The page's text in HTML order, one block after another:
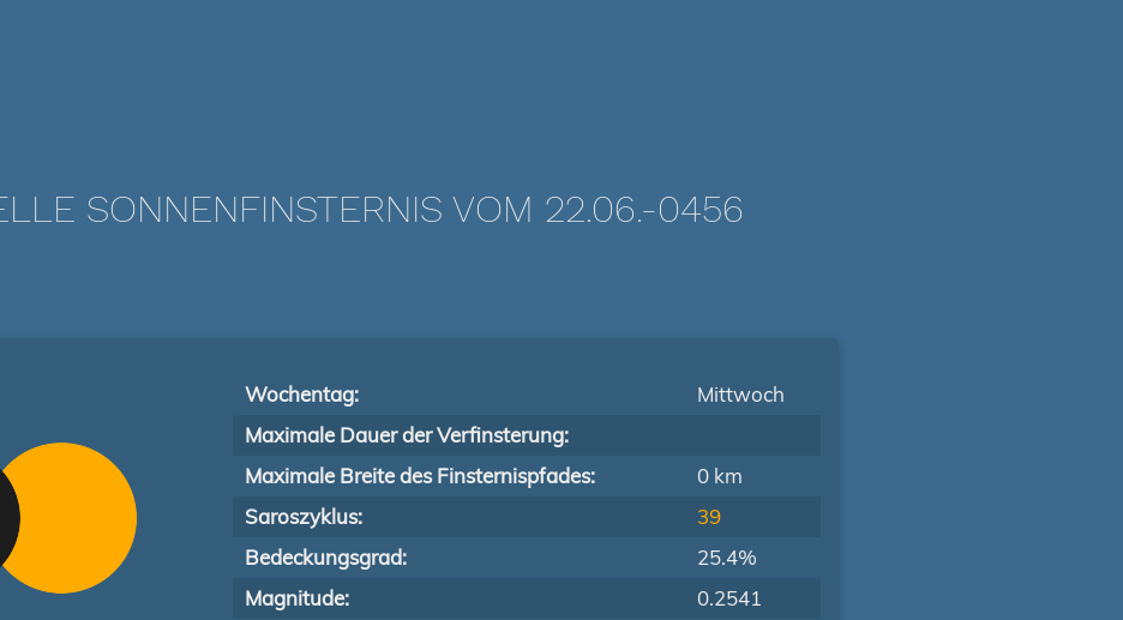
SONNENFINSTERNIS VOM 22.06.-0456
Wochentag:
Mittwoch
Maximale Dauer der Verfinsterung:
Maximale Breite des Finsternispfades:
0 km
Saroszyklus:
39
Bedeckungsgrad:
25.4%
Magnitude:
0.2541